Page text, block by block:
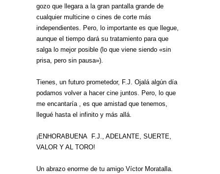
gozo que llegara a la gran pantalla grande de
cualquier multicine o cines de corte más
independientes. Pero, lo importante es que llegue,
aunque el tiempo dará su tratamiento para que
salga lo mejor posible (lo que viene siendo «sin
prisa, pero sin pausa»).
Tienes, un futuro prometedor, F.J. Ojalá algún día
podamos volver a hacer cine juntos. Pero, lo que
me encantaría , es que amistad que tenemos,
llegué hasta el infinito y más allá.
¡ENHORABUENA F.J., ADELANTE, SUERTE,
VALOR Y AL TORO!
Un abrazo enorme de tu amigo Víctor Moratalla.